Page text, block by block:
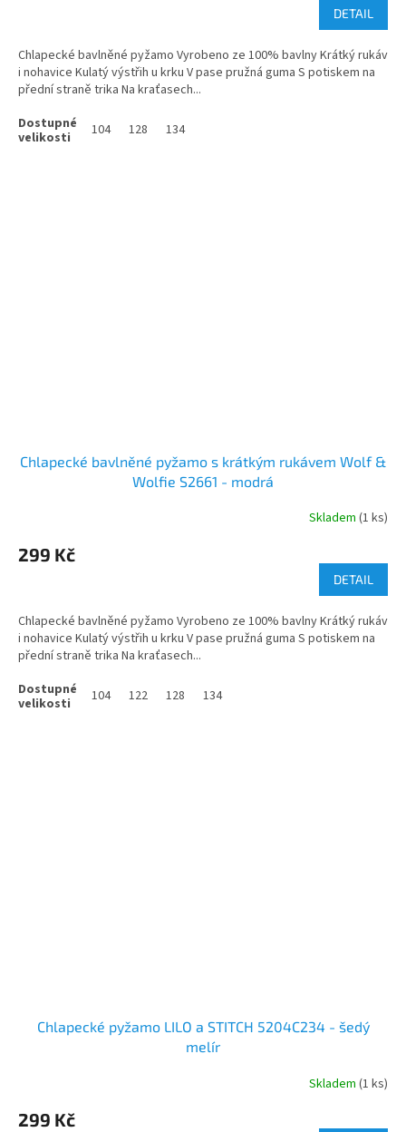
DETAIL
Chlapecké bavlněné pyžamo Vyrobeno ze 100% bavlny Krátký rukáv
i nohavice Kulatý výstřih u krku V pase pružná guma S potiskem na
přední straně trika Na kraťasech...
104 128 134
Chlapecké bavlněné pyžamo s krátkým rukávem Wolf &
Wolfie S2661 - modrá
Skladem (1 ks)
299 Kč
DETAIL
Chlapecké bavlněné pyžamo Vyrobeno ze 100% bavlny Krátký rukáv
i nohavice Kulatý výstřih u krku V pase pružná guma S potiskem na
přední straně trika Na kraťasech...
104 122 128 134
Chlapecké pyžamo LILO a STITCH 5204C234 - šedý
melír
Skladem (1 ks)
299 Kč